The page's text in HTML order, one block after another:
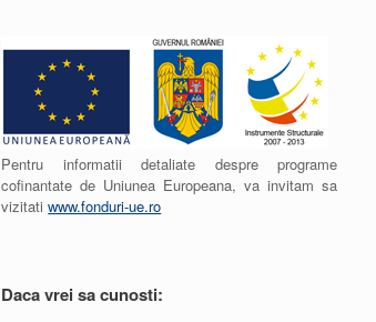
Pentru informatii detaliate despre programe
cofinantate de Uniunea Europeana, va invitam sa
vizitatiwww.fonduri-ue.ro
Daca vrei sa cunosti: